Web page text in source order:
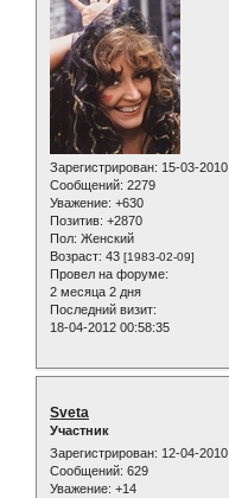
Зарегистрирован: 15-03-2010
Сообщений: 2279
Уважение: +630
Позитив: +2870
Пол: Женский
Возраст: 43 [1983-02-09]
Провел на форуме:
2 месяца 2 дня
Последний визит:
18-04-2012 00:58:35
Sveta
Участник
Зарегистрирован: 12-04-2010
Сообщений: 629
Уважение: +14